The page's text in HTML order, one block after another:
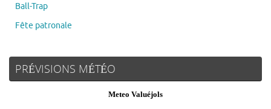
Ball-Trap
Fête patronale
PRÉVISIONS MÉTÉO
Meteo Valuéjols